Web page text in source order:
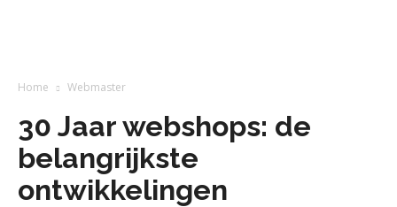
Home Webmaster
30 Jaar webshops: de
belangrijkste
ontwikkelingen